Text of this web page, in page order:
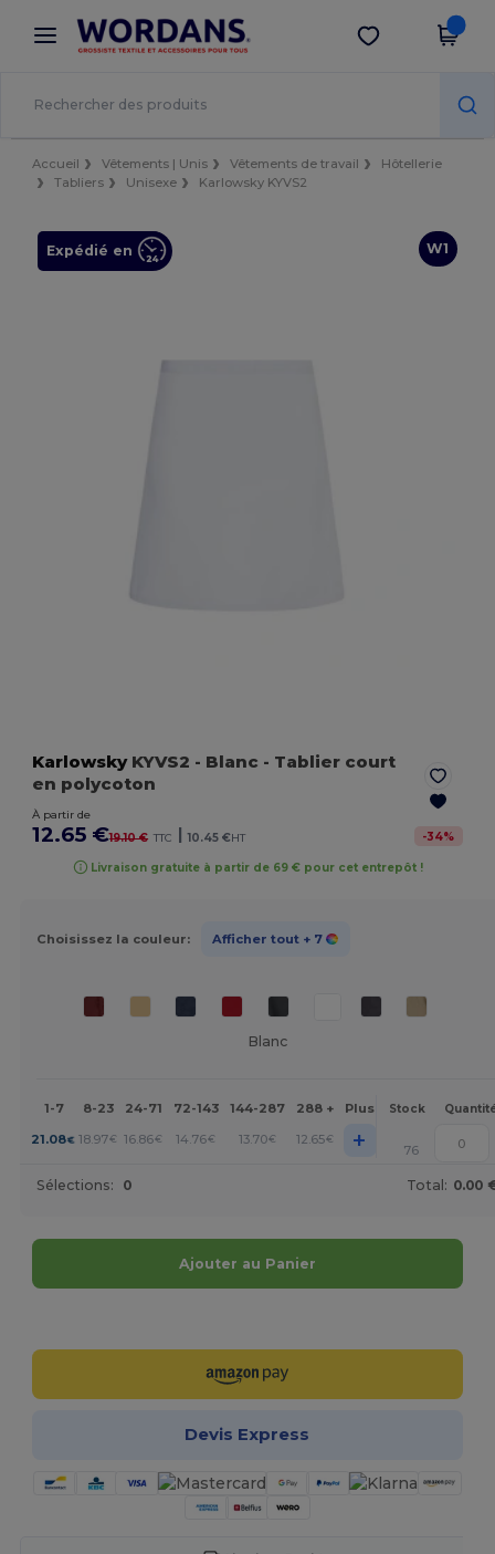
× Appli Wordans
Meilleurs prix sur l’app !
Obtenir l'appli
Accueil Vêtements | Unis Vêtements de travail
Hôtellerie
Tabliers
Unisexe Karlowsky KYVS2
W1
Expédié en
KarlowskyKYVS2 - Blanc - Tablier court
en polycoton
À partir de
12.65 €19.10 € TTC | 10.45 €HT -34%
Livraison gratuite à partir de 69 € pour cet entrepôt !
Choisissez la couleur: Afficher tout + 7
Blanc
1-7 8-23 24-71 72-143 144-287 288 + Plus Stock
21.08€ 18.97€ 16.86€ 14.76€ 13.70€ 12.65€ + 76
Sélections: 0 Total: 0.00
Ajouter au Panier
Devis Express